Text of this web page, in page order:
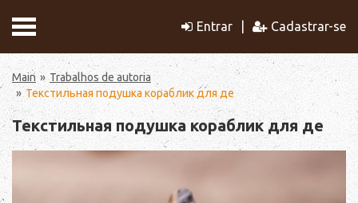
Entrar Cadastrar-se
Main
Trabalhos de autoria
Текстильная подушка кораблик для де
Текстильная подушка кораблик для де